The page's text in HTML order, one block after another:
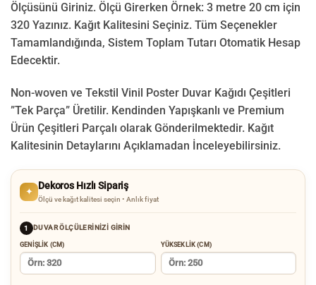
Ölçüsünü Giriniz. Ölçü Girerken Örnek: 3 metre 20 cm için
320 Yazınız. Kağıt Kalitesini Seçiniz. Tüm Seçenekler
Tamamlandığında, Sistem Toplam Tutarı Otomatik Hesap
Edecektir.
Non-woven ve Tekstil Vinil Poster Duvar Kağıdı Çeşitleri
”Tek Parça” Üretilir. Kendinden Yapışkanlı ve Premium
Ürün Çeşitleri Parçalı olarak Gönderilmektedir. Kağıt
Kalitesinin Detaylarını Açıklamadan İnceleyebilirsiniz.
✦
Dekoros Hızlı Sipariş
Ölçü ve kağıt kalitesi seçin • Anlık fiyat
1 DUVAR ÖLÇÜLERINIZI GIRIN
GENIŞLIK (CM) YÜKSEKLIK (CM)